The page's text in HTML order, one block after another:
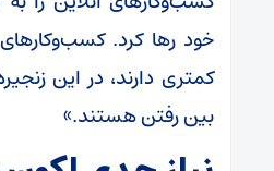
خود رها کرد.
کمتری دارند، در این
بین رفتن هستند.»